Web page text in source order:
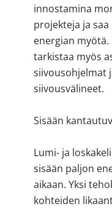
innostamina
projekteja ja
energian myötä.
tarkistaa myös
siivousohjelmat
siivousvälineet.
Sisään
Lumi- ja
sisään paljon
aikaan. Yksi
kohteiden